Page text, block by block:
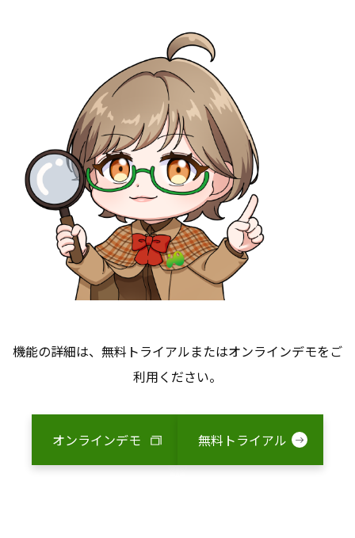
機能の詳細は、無料トライアルまたはオンラインデモをご
利用ください。
オンラインデモ 無料トライアル